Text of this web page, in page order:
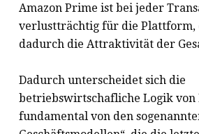
Amazon Prime ist bei jeder
verlustträchtig für die Plattform,
dadurch die Attraktivität der
Dadurch unterscheidet sich die
betriebswirtschafliche Logik von
fundamental von den